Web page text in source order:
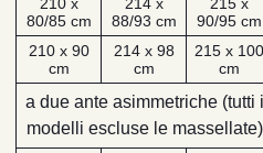
210 x
80/85 cm
214 x
88/93 cm
215 x
90/95 cm
210 x 90
cm
214 x 98
cm
215 x
cm
a due ante asimmetriche (tutti i
modelli escluse le massellate)